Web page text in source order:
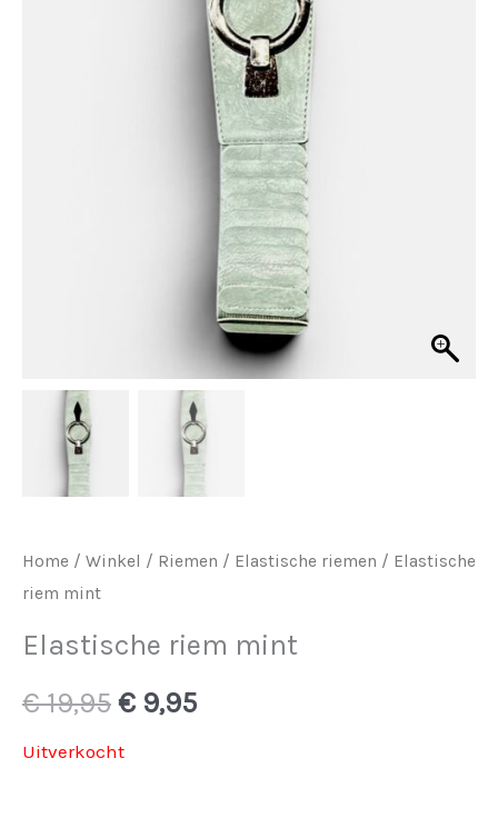
Home / Winkel / Riemen / Elastische riemen / Elastische
riem mint
Elastische riem mint
€19,95 Oorspronkelijke
prijs
€ 9,95Huidige
Uitverkocht